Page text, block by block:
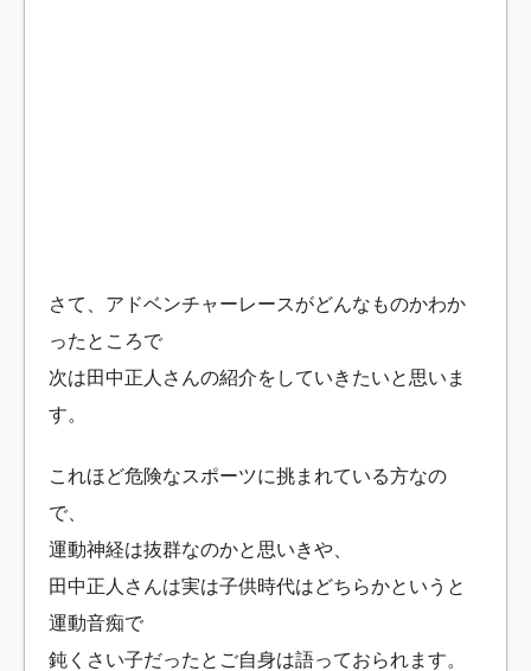
さて、アドベンチャーレースがどんなものかわか
ったところで
次は田中正人さんの紹介をしていきたいと思いま
す。
これほど危険なスポーツに挑まれている方なの
で、
運動神経は抜群なのかと思いきや、
田中正人さんは実は子供時代はどちらかというと
運動音痴で
鈍くさい子だったとご自身は語っておられます。